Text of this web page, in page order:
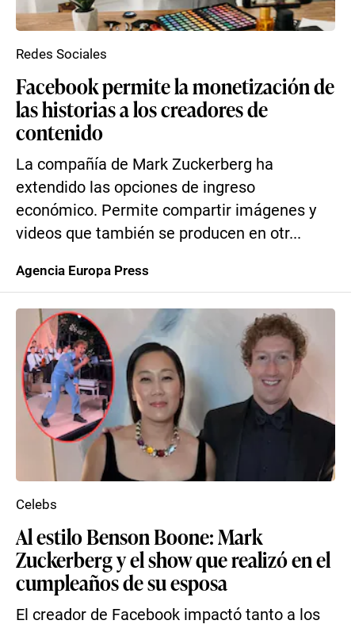
Facebook permite la monetización de
las historias a los creadores de
contenido
La compañía de Mark Zuckerberg ha
extendido las opciones de ingreso
económico. Permite compartir imágenes y
videos que también se producen en otr...
Redes Sociales
Agencia Europa Press
Al estilo Benson Boone: Mark
Zuckerberg y el show que realizó en el
cumpleaños de su esposa
El creador de Facebook impactó tanto a los
Celebs